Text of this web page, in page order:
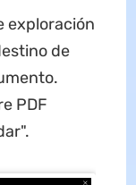
exploración
de
PDF